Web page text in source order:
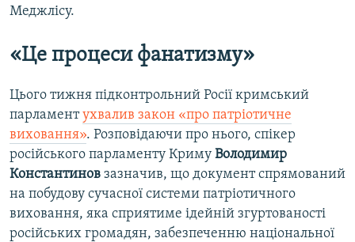
Меджлісу.
«Це процеси фанатизму»
Цього тижня підконтрольний Росії кримський
парламентухвалив закон «про патріотичне
виховання». Розповідаючи про нього, спікер
російського парламенту Криму Володимир
Константинов зазначив, що документ спрямований
на побудову сучасної системи патріотичного
виховання, яка сприятиме ідейній згуртованості
російських громадян, забезпеченню національної